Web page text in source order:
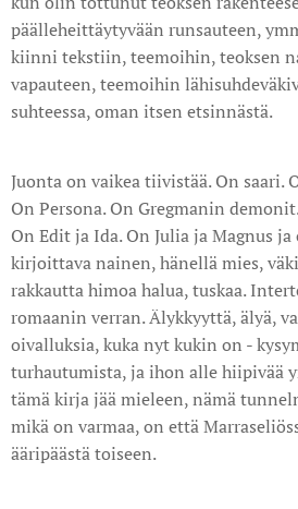
päälleheittäytyvään runsauteen,
kiinni tekstiin, teemoihin, teoksen
vapauteen, teemoihin
suhteessa, oman itsen etsinnästä.
Juonta on vaikea tiivistää. On saari.
On Persona. On Gregmanin
On Edit ja Ida. On Julia ja Magnus
kirjoittava nainen, hänellä mies,
rakkautta himoa halua, tuskaa.
romaanin verran. Älykkyyttä, älyä,
oivalluksia, kuka nyt kukin on -
turhautumista, ja ihon alle hiipivää
tämä kirja jää mieleen, nämä
mikä on varmaa, on että
ääripäästä toiseen.